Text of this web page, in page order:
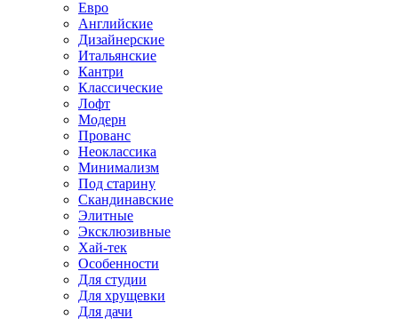
Евро
Английские
Дизайнерские
Итальянские
Кантри
Классические
Лофт
Модерн
Прованс
Неоклассика
Минимализм
Под старину
Скандинавские
Элитные
Эксклюзивные
Хай-тек
Особенности
Для студии
Для хрущевки
Для дачи